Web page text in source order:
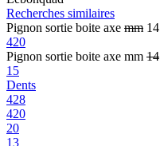
Recherches similaires
Pignon sortie boite axe mm 14
420
Pignon sortie boite axe mm 14
15
Dents
428
420
20
13